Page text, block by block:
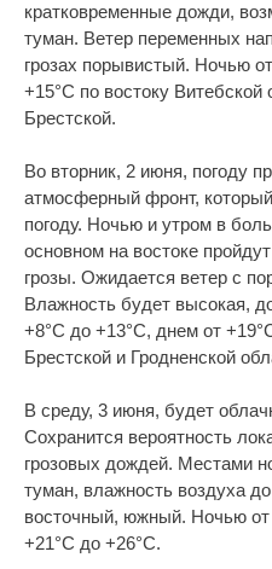
кратковременные дожди,
туман. Ветер переменных
грозах порывистый. Ночью
+15°С по востоку Витебской
Брестской.
Во вторник, 2 июня, погоду
атмосферный фронт,
погоду. Ночью и утром в
основном на востоке
грозы. Ожидается ветер с
Влажность будет высокая,
+8°С до +13°С, днем от
Брестской и Гродненской
В среду, 3 июня, будет
Сохранится вероятность
грозовых дождей. Местами
туман, влажность воздуха
восточный, южный. Ночью
+21°С до +26°С.